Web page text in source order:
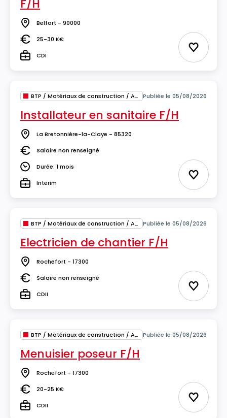
F/H
Lieu Belfort - 90000
Salaire25-30 K€
TypeCDI Ajouter
BTP / Matériaux de construction / Architecture Publiée le 05/08/2026
Installateur en sanitaire F/H
Lieu La Bretonnière-la-Claye - 85320
SalaireSalaire non renseigné
DuréeDurée: 1 mois
TypeInterim Ajouter
BTP / Matériaux de construction / Architecture Publiée le 05/08/2026
Electricien de chantier F/H
Lieu Rochefort - 17300
SalaireSalaire non renseigné
TypeCDII Ajouter
BTP / Matériaux de construction / Architecture Publiée le 05/08/2026
Menuisier poseur F/H
Lieu Rochefort - 17300
Salaire20-25 K€
TypeCDII Ajouter